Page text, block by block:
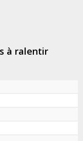
à ralentir